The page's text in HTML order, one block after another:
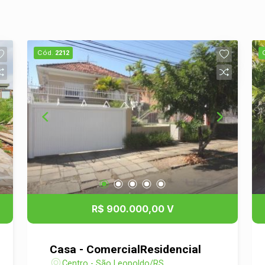
Cód. 2212
R$ 900.000,00 V
Casa - ComercialResidencial